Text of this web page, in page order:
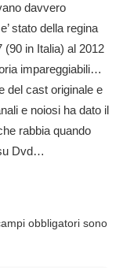
davvero
stato della regina
(90 in Italia) al 2012
impareggiabili…
del cast originale e
e noiosi ha dato il
rabbia quando
Dvd…
obbligatori sono